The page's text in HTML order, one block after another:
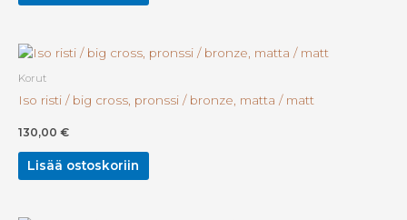
Korut
Iso risti / big cross, pronssi / bronze, matta / matt
130,00 €
Lisää ostoskoriin